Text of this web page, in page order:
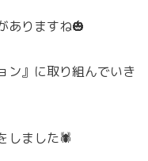
ありますね🎃
ン』に取り組んでいき
しました🕷